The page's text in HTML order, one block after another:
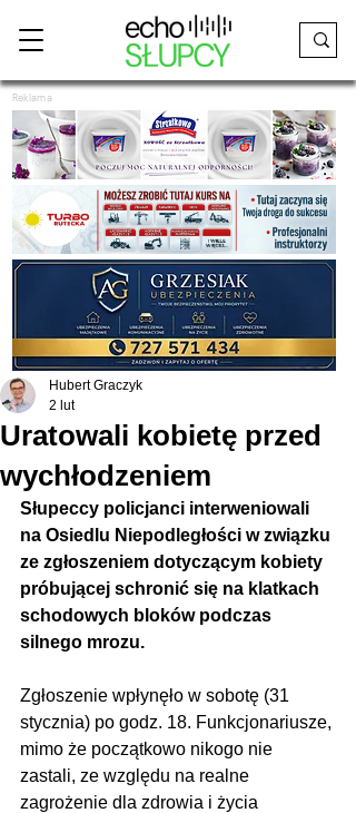
Reklama
Uratowali kobietę przed
wychłodzeniem
Hubert Graczyk
2 lut
Słupeccy policjanci interweniowali
na Osiedlu Niepodległości w związku
ze zgłoszeniem dotyczącym kobiety
próbującej schronić się na klatkach
schodowych bloków podczas
silnego mrozu.
Zgłoszenie wpłynęło w sobotę (31
stycznia) po godz. 18. Funkcjonariusze,
mimo że początkowo nikogo nie
zastali, ze względu na realne
zagrożenie dla zdrowia i życia